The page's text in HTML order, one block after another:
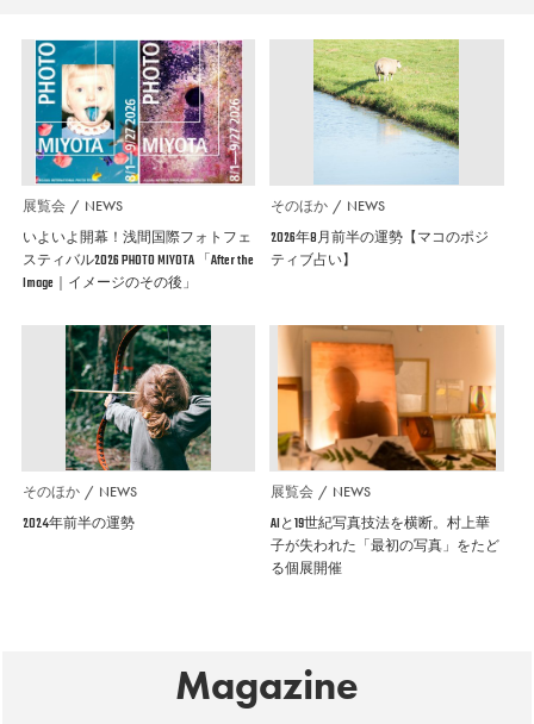
展覧会 NEWS
いよいよ開幕！浅間国際フォトフェ
スティバル2026 PHOTO MIYOTA 「After the
Image｜イメージのその後」
そのほか NEWS
2026年8月前半の運勢【マコのポジ
ティブ占い】
そのほか NEWS
2024年前半の運勢
展覧会 NEWS
AIと19世紀写真技法を横断。村上華
子が失われた「最初の写真」をたど
る個展開催
Magazine